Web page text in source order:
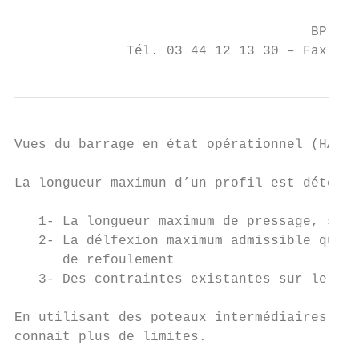
BP
Tél. 03 44 12 13 30 – Fax
Vues du barrage en état opérationnel (HAP
La longueur maximun d’un profil est
1- La longueur maximum de pressage,
2- La délfexion maximum admissible
      de refoulement
3- Des contraintes existantes sur le
En utilisant des poteaux intermédiaires
connait plus de limites.